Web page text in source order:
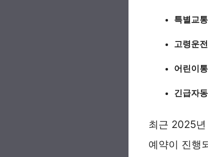
특별교
고령운
어린이
긴급자
최근 2025년
예약이 진행